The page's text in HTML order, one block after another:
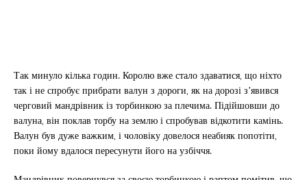
Так минуло кілька годин. Королю вже стало здаватися, що ніхто
так і не спробує прибрати валун з дороги, як на дорозі з’явився
черговий мандрівник із торбинкою за плечима. Підійшовши до
валуна, він поклав торбу на землю і спробував відкотити камінь.
Валун був дуже важким, і чоловіку довелося неабияк попотіти,
поки йому вдалося пересунути його на узбіччя.